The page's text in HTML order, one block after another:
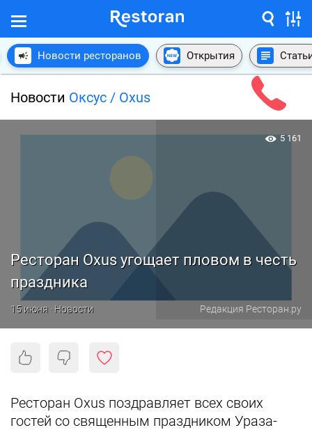
Новости ресторанов Открытия
Новости Оксус / Oxus
Ресторан Oxus угощает пловом в честь
праздника
15 июня · Новости Редакция Ресторан.ру
5 161
Ресторан Oxus поздравляет всех своих
гостей со священным праздником Ураза-